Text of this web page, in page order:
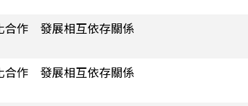
合作 發展相互依存關係
合作 發展相互依存關係